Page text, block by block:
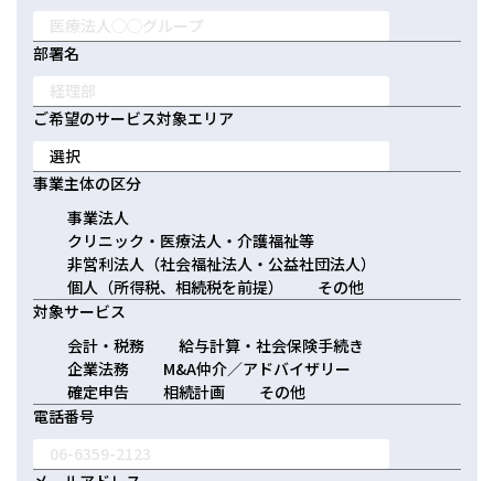
株式会社コーポレート・アドバイザーズM&A
株式会社日本クレアスBPOサポート
企業情報
企業理念 グループ概要
グループ企業一覧
部署名
ご希望のサービス対象エリア
事業主体の区分
事業法人
クリニック・医療法人・介護福祉等
非営利法人（社会福祉法人・公益社団法人）
個人（所得税、相続税を前提）
その他
対象サービス
会計・税務
給与計算・社会保険手続き
企業法務
M&A仲介／アドバイザリー
確定申告
相続計画
その他
電話番号